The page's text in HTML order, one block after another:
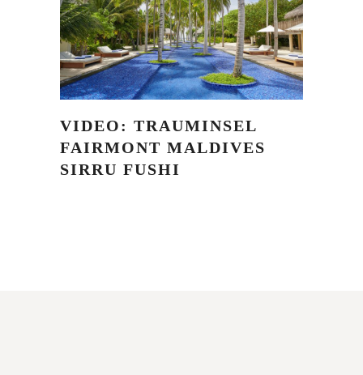
VIDEO: TRAUMINSEL
FAIRMONT MALDIVES
SIRRU FUSHI